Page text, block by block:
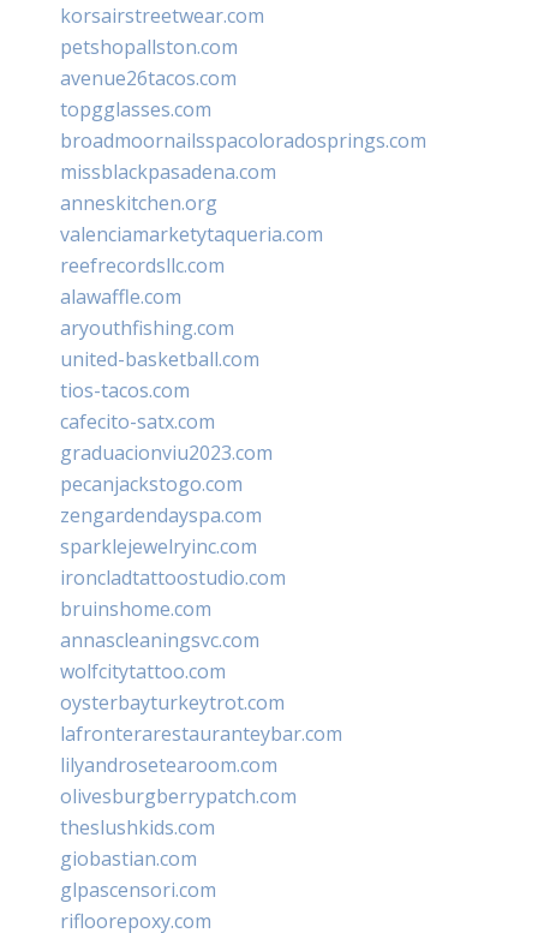
korsairstreetwear.com
petshopallston.com
avenue26tacos.com
topgglasses.com
broadmoornailsspacoloradosprings.com
missblackpasadena.com
anneskitchen.org
valenciamarketytaqueria.com
reefrecordsllc.com
alawaffle.com
aryouthfishing.com
united-basketball.com
tios-tacos.com
cafecito-satx.com
graduacionviu2023.com
pecanjackstogo.com
zengardendayspa.com
sparklejewelryinc.com
ironcladtattoostudio.com
bruinshome.com
annascleaningsvc.com
wolfcitytattoo.com
oysterbayturkeytrot.com
lafronterarestauranteybar.com
lilyandrosetearoom.com
olivesburgberrypatch.com
theslushkids.com
giobastian.com
glpascensori.com
rifloorepoxy.com